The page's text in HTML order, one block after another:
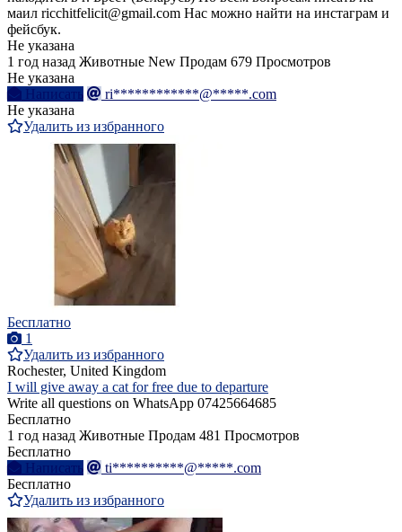
маил ricchitfelicit@gmail.com Нас можно найти на инстаграм и
фейсбук.
Не указана
1 год назад Животные New Продам 679 Просмотров
Не указана
Написать
ri************@*****.com
Не указана
Удалить из избранного
Бесплатно
1
Удалить из избранного
Rochester, United Kingdom
I will give away a cat for free due to departure
Write all questions on WhatsApp 07425664685
Бесплатно
1 год назад Животные Продам 481 Просмотров
Бесплатно
Написать
ti**********@*****.com
Бесплатно
Удалить из избранного